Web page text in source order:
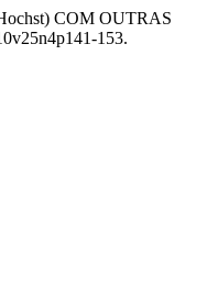
COM OUTRAS
153.